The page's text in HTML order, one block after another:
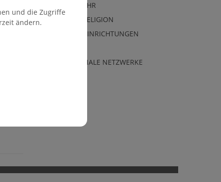
share
FEUERWEHR
KIRCHE/RELIGION
FREIZEITEINRICHTUNGEN
KOMMUNALE NETZWERKE
und die Zugriffe
ändern.